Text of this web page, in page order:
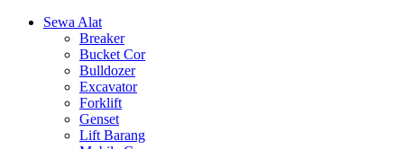
Sewa Alat
Breaker
Bucket Cor
Bulldozer
Excavator
Forklift
Genset
Lift Barang